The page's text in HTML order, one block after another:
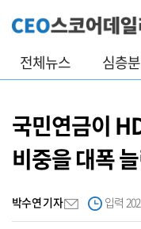
전체뉴스 심층
국민연금이
비중을 대폭
박수연 기자 입력